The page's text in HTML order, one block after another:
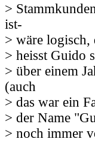
>
ist-
> wäre logisch,
> heisst Guido
> über einem
(auch
> das war ein
> der Name
> noch immer